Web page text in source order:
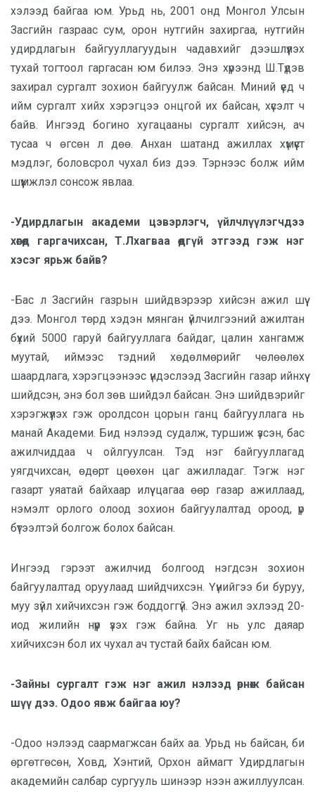
хэлээд байгаа юм. Урьд нь, 2001 онд Монгол Улсын
Засгийн газраас сум, орон нутгийн захиргаа, нутгийн
удирдлагын байгууллагуудын чадавхийг дээшлүүлэх
тухай тогтоол гаргасан юм билээ. Энэ хүрээнд Ш.Түдэв
захирал сургалт зохион байгуулж байсан. Миний үед ч
ийм сургалт хийх хэрэгцээ онцгой их байсан, хүсэлт ч
байв. Ингээд богино хугацааны сургалт хийсэн, ач
тусаа ч өгсөн л дөө. Анхан шатанд ажиллах хүмүүст
мэдлэг, боловсрол чухал биз дээ. Тэрнээс болж ийм
шүүмжлэл сонсож явлаа.
-Удирдлагын академи цэвэрлэгч, үйлчлүүлэгчдээ
хөөгөөд гаргачихсан, Т.Лхагваа өөдгүй этгээд гэж нэг
хэсэг ярьж байв?
-Бас л Засгийн газрын шийдвэрээр хийсэн ажил шүү
дээ. Монгол төрд хэдэн мянган үйлчилгээний ажилтан
бүхий 5000 гаруй байгууллага байдаг, цалин хангамж
муутай, иймээс тэдний хөдөлмөрийг чөлөөлөх
шаардлага, хэрэгцээнээс үндэслээд Засгийн газар ийнхүү
шийдсэн, энэ бол зөв шийдэл байсан. Энэ шийдвэрийг
хэрэгжүүлэх гэж оролдсон цорын ганц байгууллага нь
манай Академи. Бид нэлээд судалж, туршиж үзсэн, бас
ажилчиддаа ч ойлгуулсан. Тэд нэг байгууллагад
уягдчихсан, өдөрт цөөхөн цаг ажилладаг. Тэгж нэг
газарт уяатай байхаар илүү цагаа өөр газар ажиллаад,
нэмэлт орлого олоод зохион байгуулалтад ороод, үр
бүтээлтэй болгож болох байсан.
Ингээд гэрээт ажилчид болгоод нэгдсэн зохион
байгуулалтад оруулаад шийдчихсэн. Үүнийгээ би буруу,
муу зүйл хийчихсэн гэж боддоггүй. Энэ ажил эхлээд 20-
иод жилийн нүүр үзэх гэж байна. Уг нь улс даяар
хийчихсэн бол их чухал ач тустай байх байсан юм.
-Зайны сургалт гэж нэг ажил нэлээд өрнөж байсан
шүү дээ. Одоо явж байгаа юу?
-Одоо нэлээд саармагжсан байх аа. Урьд нь байсан, би
өргөтгөсөн, Ховд, Хэнтий, Орхон аймагт Удирдлагын
академийн салбар сургууль шинээр нээн ажиллуулсан.